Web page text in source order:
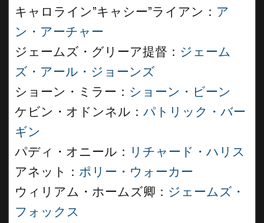
キャロライン”キャシー”ライアン： ア
ン・アーチャー
ジェームズ・グリーア提督： ジェーム
ズ・アール・ジョーンズ
ショーン・ミラー： ショーン・ビーン
ケビン・オドンネル： パトリック・バー
ギン
パディ・オニール： リチャード・ハリス
アネット： ポリー・ウォーカー
ウィリアム・ホームズ卿： ジェームズ・
フォックス